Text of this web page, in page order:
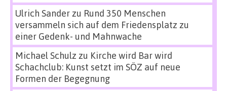
Ulrich Sanderzu Rund 350 Menschen
versammeln sich auf dem Friedensplatz zu
einer Gedenk- und Mahnwache
Michael Schulz zu Kirche wird Bar wird
Schachclub: Kunst setzt im SÖZ auf neue
Formen der Begegnung